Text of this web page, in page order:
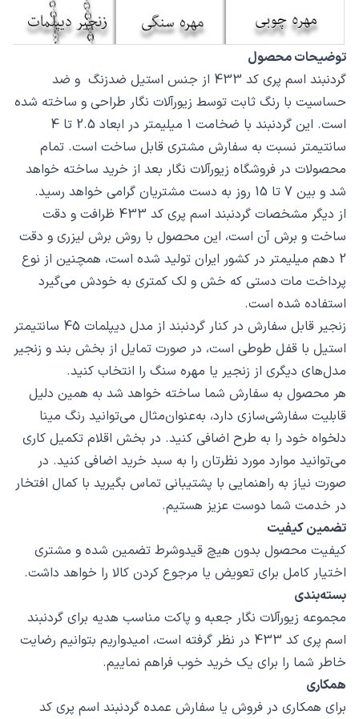
توضیحات محصول
گردنبند اسم پری کد 433 از جنس استیل ضدزنگ و ضد
حساسیت با رنگ ثابت توسط زیورآلات نگار طراحی و ساخته شده
است. این گردنبند با ضخامت 1 میلیمتر در ابعاد 2.5 تا 4
سانتیمتر نسبت به سفارش مشتری قابل ساخت است. تمام
محصولات در فروشگاه زیورآلات نگار بعد از خرید ساخته خواهد
شد و بین 7 تا 15 روز به دست مشتریان گرامی خواهد رسید.
از دیگر مشخصات گردنبند اسم پری کد 433 ظرافت و دقت
ساخت و برش آن است، این محصول با روش برش لیزری و دقت
2 دهم میلیمتر در کشور ایران تولید شده است، همچنین از نوع
پرداخت مات دستی که خش و لک کمتری به خودش می‌گیرد
استفاده شده است.
زنجیر قابل سفارش در کنار گردنبند از مدل دیپلمات 45 سانتیمتر
استیل با قفل طوطی است، در صورت تمایل از بخش بند و زنجیر
مدل‌های دیگری از زنجیر یا مهره سنگ را انتخاب کنید.
هر محصول به سفارش شما ساخته خواهد شد به همین دلیل
قابلیت سفارشی‌سازی دارد، به‌عنوان‌مثال می‌توانید رنگ مینا
دلخواه خود را به طرح اضافی کنید. در بخش اقلام تکمیل کاری
می‌توانید موارد مورد نظرتان را به سبد خرید اضافی کنید. در
صورت نیاز به راهنمایی با پشتیبانی تماس بگیرید با کمال افتخار
در خدمت شما دوست عزیز هستیم.
تضمین کیفیت
کیفیت محصول بدون هیچ قیدوشرط تضمین شده و مشتری
اختیار کامل برای تعویض یا مرجوع کردن کالا را خواهد داشت.
بسته‌بندی
مجموعه زیورآلات نگار جعبه و پاکت مناسب هدیه برای گردنبند
اسم پری کد 433 در نظر گرفته است، امیدواریم بتوانیم رضایت
خاطر شما را برای یک خرید خوب فراهم نماییم.
همکاری
برای همکاری در فروش یا سفارش عمده گردنبند اسم پری کد